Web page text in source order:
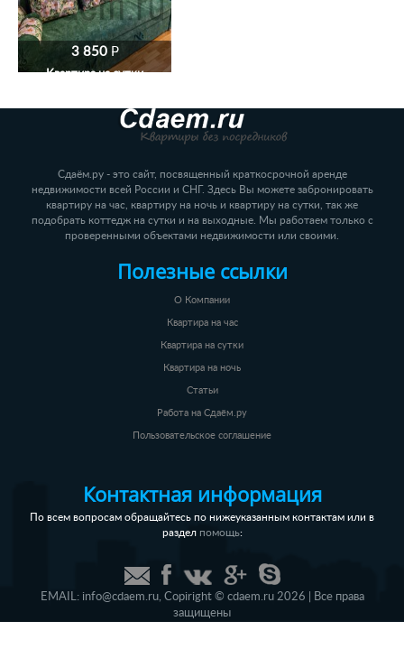
3 850 P
Квартира на сутки
Сдаём.ру - это сайт, посвященный краткосрочной аренде
недвижимости всей России и СНГ. Здесь Вы можете забронировать
квартиру на час, квартиру на ночь и квартиру на сутки, так же
подобрать коттедж на сутки и на выходные. Мы работаем только с
проверенными объектами недвижимости или своими.
Полезные ссылки
О Компании
Квартира на час
Квартира на сутки
Квартира на ночь
Статьи
Работа на Сдаём.ру
Пользовательское соглашение
Контактная информация
По всем вопросам обращайтесь по нижеуказанным контактам или в
раздел помощь:
EMAIL: info@cdaem.ru, Copiright © cdaem.ru 2026 | Все права
защищены